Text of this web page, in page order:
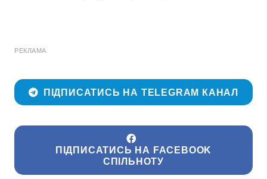
РЕКЛАМА
ПІДПИСАТИСЬ НА TELEGRAM КАНАЛ
ПІДПИСАТИСЬ НА FACEBOOK
СПІЛЬНОТУ